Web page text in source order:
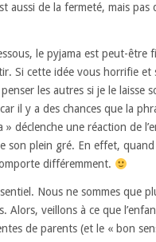
aussi de la fermeté, mais pas
le pyjama est peut-être
Si cette idée vous horrifie et
les autres si je le laisse
il y a des chances que la
» déclenche une réaction de
son plein gré. En effet, quand
différemment.
Nous ne sommes que
Alors, veillons à ce que
de parents (et le « bon